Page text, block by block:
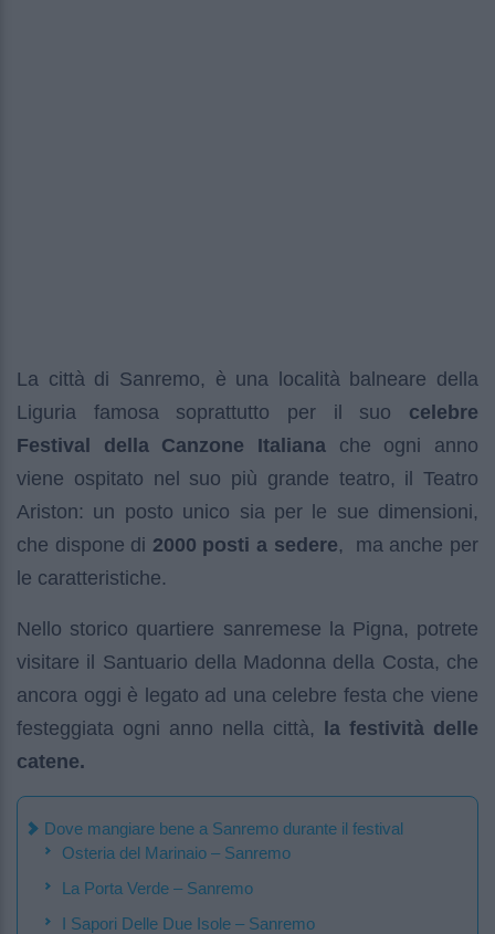
La città di Sanremo, è una località balneare della
Liguria famosa soprattutto per il suo celebre
Festival della Canzone Italiana che ogni anno
viene ospitato nel suo più grande teatro, il Teatro
Ariston: un posto unico sia per le sue dimensioni,
che dispone di 2000 posti a sedere, ma anche per
le caratteristiche.
Nello storico quartiere sanremese la Pigna, potrete
visitare il Santuario della Madonna della Costa, che
ancora oggi è legato ad una celebre festa che viene
festeggiata ogni anno nella città,
la festività delle
catene.
Dove mangiare bene a Sanremo durante il festival
Osteria del Marinaio – Sanremo
La Porta Verde – Sanremo
I Sapori Delle Due Isole – Sanremo